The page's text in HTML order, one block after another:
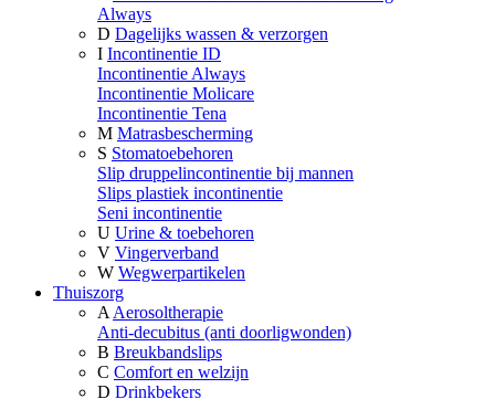
Always
D Dagelijks wassen & verzorgen
I Incontinentie ID
Incontinentie Always
Incontinentie Molicare
Incontinentie Tena
M Matrasbescherming
S Stomatoebehoren
Slip druppelincontinentie bij mannen
Slips plastiek incontinentie
Seni incontinentie
U Urine & toebehoren
V Vingerverband
W Wegwerpartikelen
Thuiszorg
A Aerosoltherapie
Anti-decubitus (anti doorligwonden)
B Breukbandslips
C Comfort en welzijn
D Drinkbekers